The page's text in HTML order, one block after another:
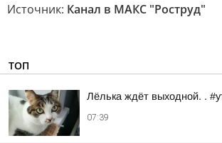
Источник: Канал в МАКС "Роструд"
ТОП
Лёлька ждёт выходной. .
07:39